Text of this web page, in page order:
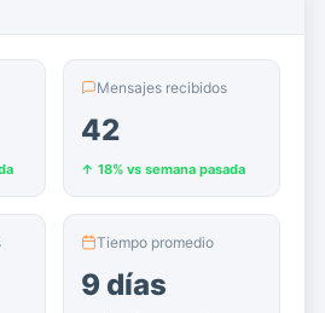
Mensajes recibidos
42
↑ 18% vs semana pasada
Tiempo promedio
9 días